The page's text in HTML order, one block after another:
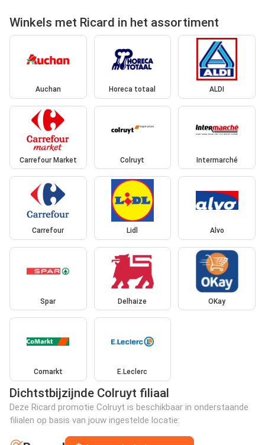
Winkels met Ricard in het assortiment
Auchan Horeca totaal ALDI
Carrefour Market Colruyt Intermarché
Carrefour Lidl Alvo
Spar Delhaize OKay
Comarkt E.Leclerc
Dichtstbijzijnde Colruyt filiaal
Deze Ricard promotie Colruyt is beschikbaar in onderstaande
filialen op basis van jouw ingestelde locatie: